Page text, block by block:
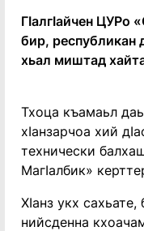
Гӏалгӏайчен ЦУРо
бир, республикан
хьал миштад
Тхоца къамаьл
хӏанзарчоа хий
технически
Магӏалбик»
Хӏанз укх
нийсденна